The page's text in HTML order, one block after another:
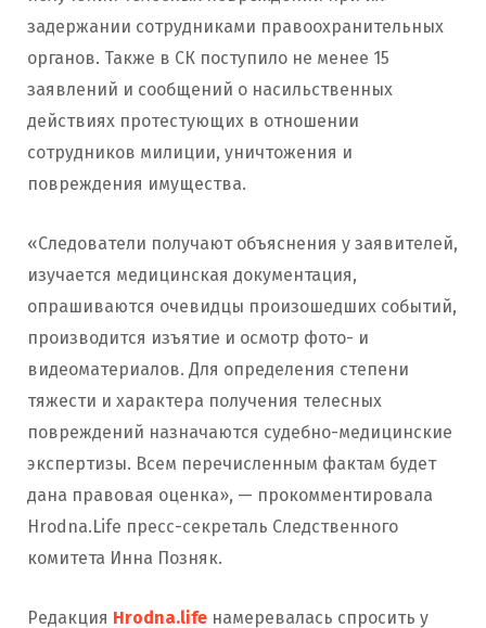
задержании сотрудниками правоохранительных
органов. Также в СК поступило не менее 15
заявлений и сообщений о насильственных
действиях протестующих в отношении
сотрудников милиции, уничтожения и
повреждения имущества.
«Следователи получают объяснения у заявителей,
изучается медицинская документация,
опрашиваются очевидцы произошедших событий,
производится изъятие и осмотр фото- и
видеоматериалов. Для определения степени
тяжести и характера получения телесных
повреждений назначаются судебно-медицинские
экспертизы. Всем перечисленным фактам будет
дана правовая оценка», — прокомментировала
Hrodna.Life пресс-секреталь Следственного
комитета Инна Позняк.
Редакция Hrоdna.life намеревалась спросить у